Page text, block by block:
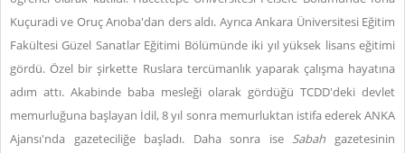
Kuçuradi ve Oruç Arıoba'dan ders aldı. Ayrıca Ankara Üniversitesi Eğitim
Fakültesi Güzel Sanatlar Eğitimi Bölümünde iki yıl yüksek lisans eğitimi
gördü. Özel bir şirkette Ruslara tercümanlık yaparak çalışma hayatına
adım attı. Akabinde baba mesleği olarak gördüğü TCDD'deki devlet
memurluğuna başlayan İdil, 8 yıl sonra memurluktan istifa ederek ANKA
Ajansı'nda gazeteciliğe başladı. Daha sonra ise Sabah gazetesinin